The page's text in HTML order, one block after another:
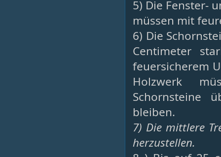
5) Die Fenster-
müssen mit
6) Die
Centimeter
feuersicherem
Holzwerk
Schornsteine
bleiben.
7) Die mittlere
herzustellen.